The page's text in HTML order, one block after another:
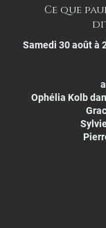
Ce que
Samedi 30 août à
Ophélia Kolb